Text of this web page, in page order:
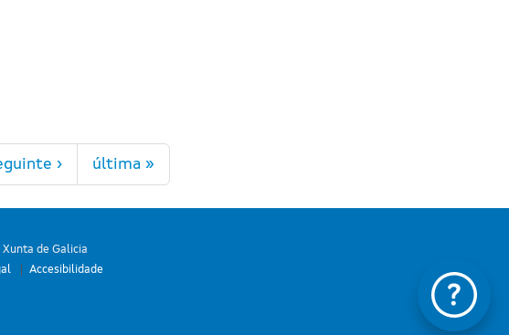
› última »
de Galicia
Accesibilidade